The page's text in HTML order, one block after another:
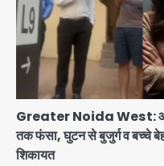
Greater Noida West:
तक फंसा, घुटन से बुजुर्ग व बच्चे
शिकायत
2
रनवे पर
3
पुणे में
हताहत
Team